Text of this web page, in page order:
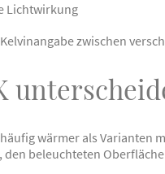
Lichtwirkung
zwischen
wärmer als Varianten
beleuchteten